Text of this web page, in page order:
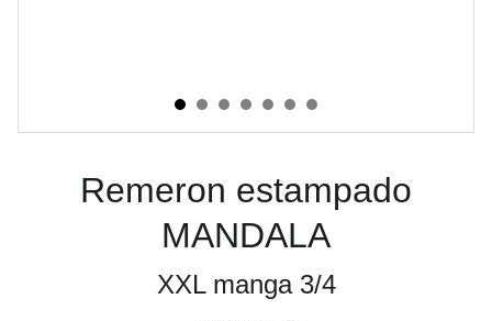
Remeron estampado
MANDALA
XXL manga 3/4